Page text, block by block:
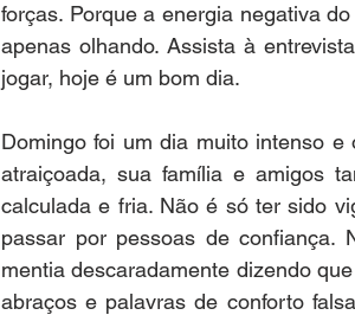
forças. Porque a energia negativa
apenas olhando. Assista à
jogar, hoje é um bom dia.
Domingo foi um dia muito intenso e
atraiçoada, sua família e amigos
calculada e fria. Não é só ter sido
passar por pessoas de confiança.
mentia descaradamente dizendo
abraços e palavras de conforto